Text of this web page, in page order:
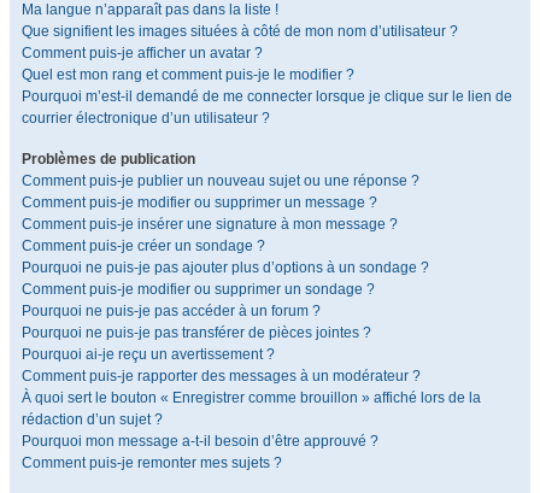
Ma langue n’apparaît pas dans la liste !
Que signifient les images situées à côté de mon nom d’utilisateur ?
Comment puis-je afficher un avatar ?
Quel est mon rang et comment puis-je le modifier ?
Pourquoi m’est-il demandé de me connecter lorsque je clique sur le lien de
courrier électronique d’un utilisateur ?
Problèmes de publication
Comment puis-je publier un nouveau sujet ou une réponse ?
Comment puis-je modifier ou supprimer un message ?
Comment puis-je insérer une signature à mon message ?
Comment puis-je créer un sondage ?
Pourquoi ne puis-je pas ajouter plus d’options à un sondage ?
Comment puis-je modifier ou supprimer un sondage ?
Pourquoi ne puis-je pas accéder à un forum ?
Pourquoi ne puis-je pas transférer de pièces jointes ?
Pourquoi ai-je reçu un avertissement ?
Comment puis-je rapporter des messages à un modérateur ?
À quoi sert le bouton « Enregistrer comme brouillon » affiché lors de la
rédaction d’un sujet ?
Pourquoi mon message a-t-il besoin d’être approuvé ?
Comment puis-je remonter mes sujets ?